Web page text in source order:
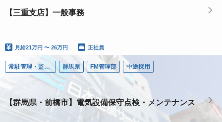
【三重支店】一般事務
月給21万円 〜 26万円 正社員
常駐管理・監視（ＦＭ） 群馬県 FM管理部 中途採用
【群馬県・前橋市】電気設備保守点検・メンテナンス